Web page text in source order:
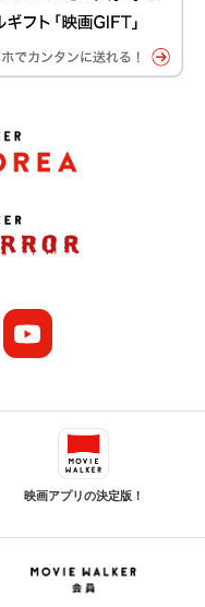
映画アプリの決定版！